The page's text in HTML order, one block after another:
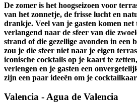
De zomer is het hoogseizoen voor
van het zonnetje, de frisse lucht en
drankje. Veel van je gasten komen
verlangend naar de sfeer van die
strand of die gezellige avonden in een
zou je die sfeer niet naar je eigen
iconische cocktails op je kaart te
verlengen en je gasten een
zijn een paar ideeën om je
Valencia - Agua de Valencia